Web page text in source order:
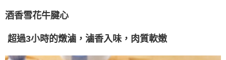
酒香雪花牛腱心
超過3小時的燉滷，滷香入味，肉質軟嫩